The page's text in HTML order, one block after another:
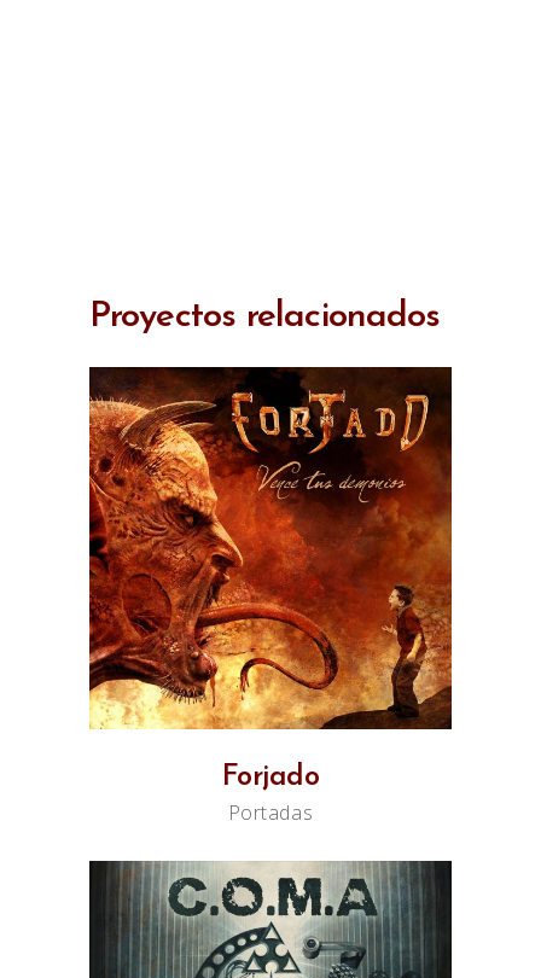
Proyectos relacionados
Forjado
Portadas